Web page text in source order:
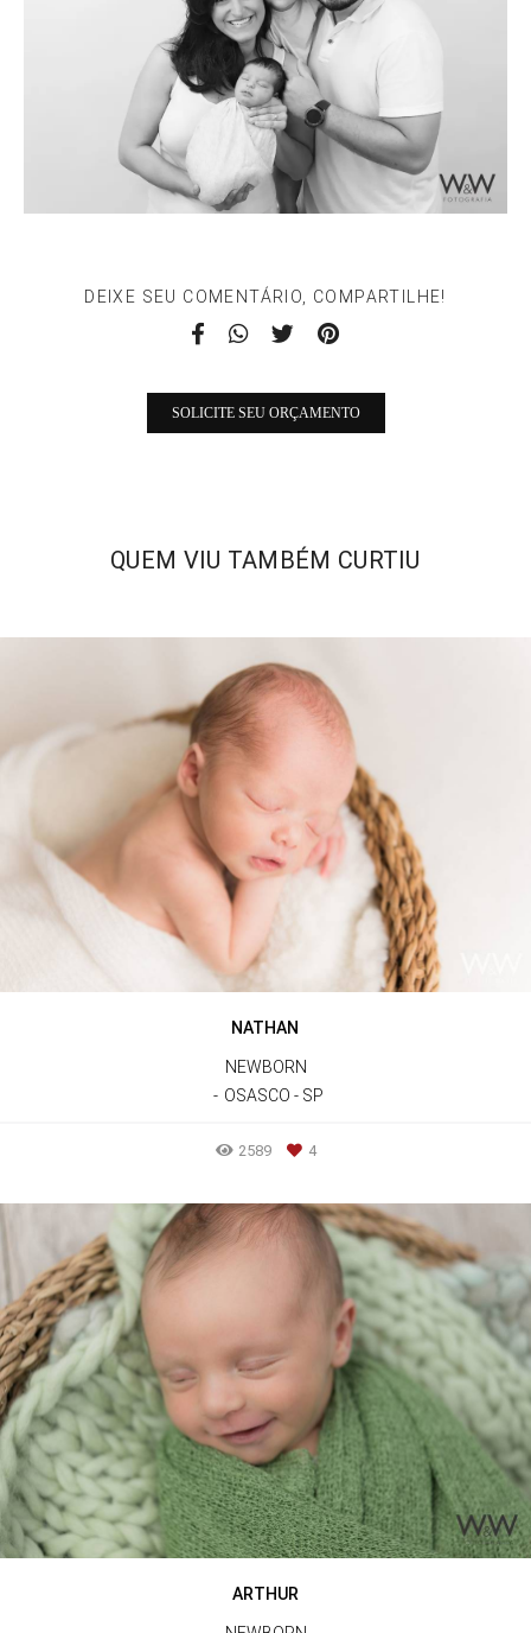
DEIXE SEU COMENTÁRIO, COMPARTILHE!
SOLICITE SEU ORÇAMENTO
QUEM VIU TAMBÉM CURTIU
NATHAN
NEWBORN
OSASCO - SP
2589 4
ARTHUR